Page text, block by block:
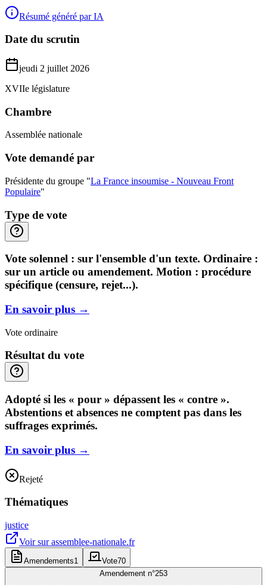
Résumé généré par IA
Date du scrutin
jeudi 2 juillet 2026
XVIIe législature
Chambre
Assemblée nationale
Vote demandé par
Présidente du groupe "La France insoumise - Nouveau Front
Populaire"
Type de vote
Vote solennel : sur l'ensemble d'un texte. Ordinaire :
sur un article ou amendement. Motion : procédure
spécifique (censure, rejet...).
En savoir plus →
Vote ordinaire
Résultat du vote
Adopté si les « pour » dépassent les « contre ».
Abstentions et absences ne comptent pas dans les
suffrages exprimés.
En savoir plus →
Rejeté
Thématiques
justice
Voir surassemblee-nationale.fr
Amendements1 Vote70
Amendement n°253